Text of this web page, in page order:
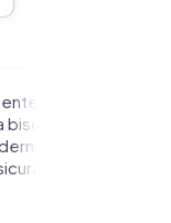
da sperimentare
bisogna avere
e rete stabile.
!